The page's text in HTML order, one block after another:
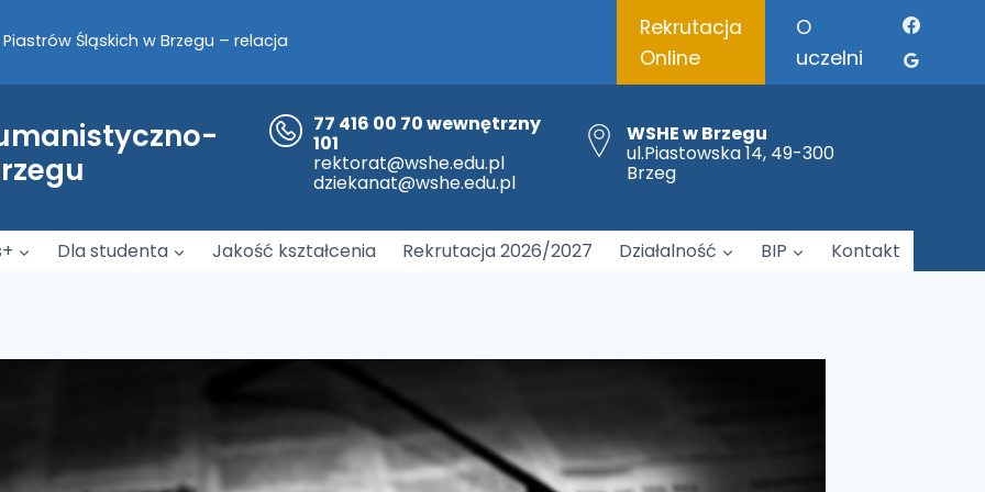
Śląskich w Brzegu – relacja
pomiędzy WSH-E z opolską Policją.
Rekrutacja
Online
O
uczelni
77 416 00 70 wewnętrzny
101
rektorat@wshe.edu.pl
dziekanat@wshe.edu.pl
WSHE w Brzegu
ul.Piastowska 14, 49-300
Brzeg
Dla studenta Jakość kształcenia Rekrutacja 2026/2027 Działalność BIP Kontakt